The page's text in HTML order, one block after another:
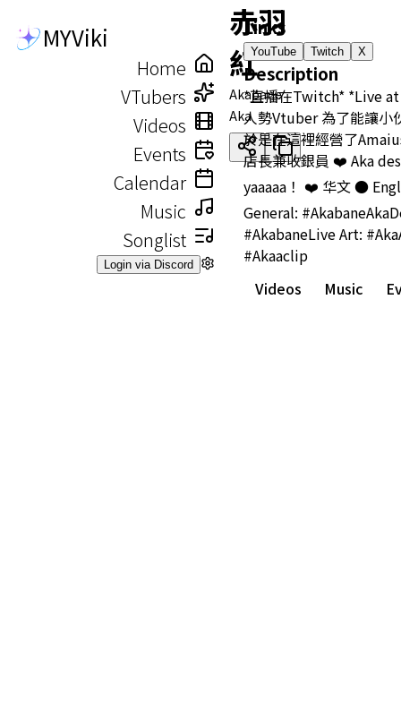
MYViki
Home
VTubers
Videos
Events
Calendar
Music
Songlist
Login via Discord
赤羽
紅
Akabane
Aka
Links
YouTube Twitch X
Description
*直播在Twitch* *Live
人勢Vtuber 為了能讓小
於是在這裡經營了
店長兼收銀員 ❤️ Aka
yaaaaa ！❤️ 华文 ●
General:
#AkabaneLive Art:
#Akaaclip
Videos
Music